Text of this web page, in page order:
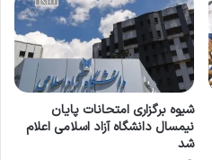
شیوه برگزاری امتحانات پایان
نیمسال دانشگاه آزاد اسلامی اعلام
شد